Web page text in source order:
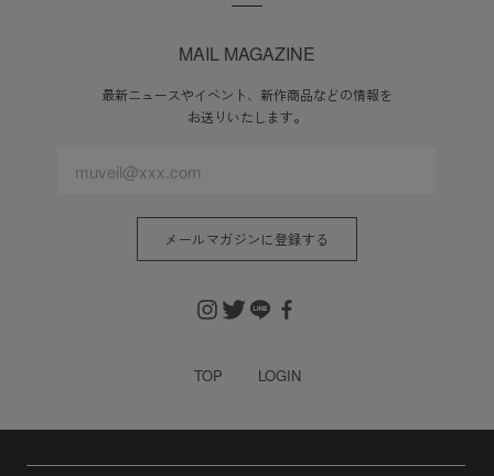
MAIL MAGAZINE
最新ニュースやイベント、新作商品などの情報を
お送りいたします。
メールマガジンに登録する
TOP LOGIN